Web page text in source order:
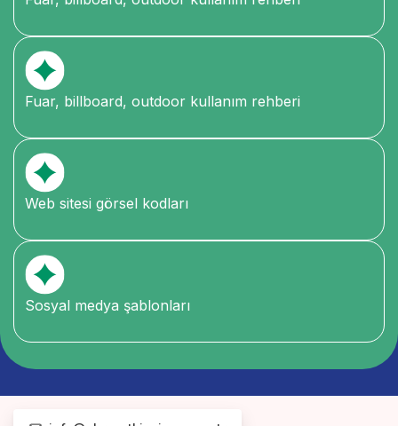
Fuar, billboard, outdoor kullanım rehberi
Web sitesi görsel kodları
Sosyal medya şablonları